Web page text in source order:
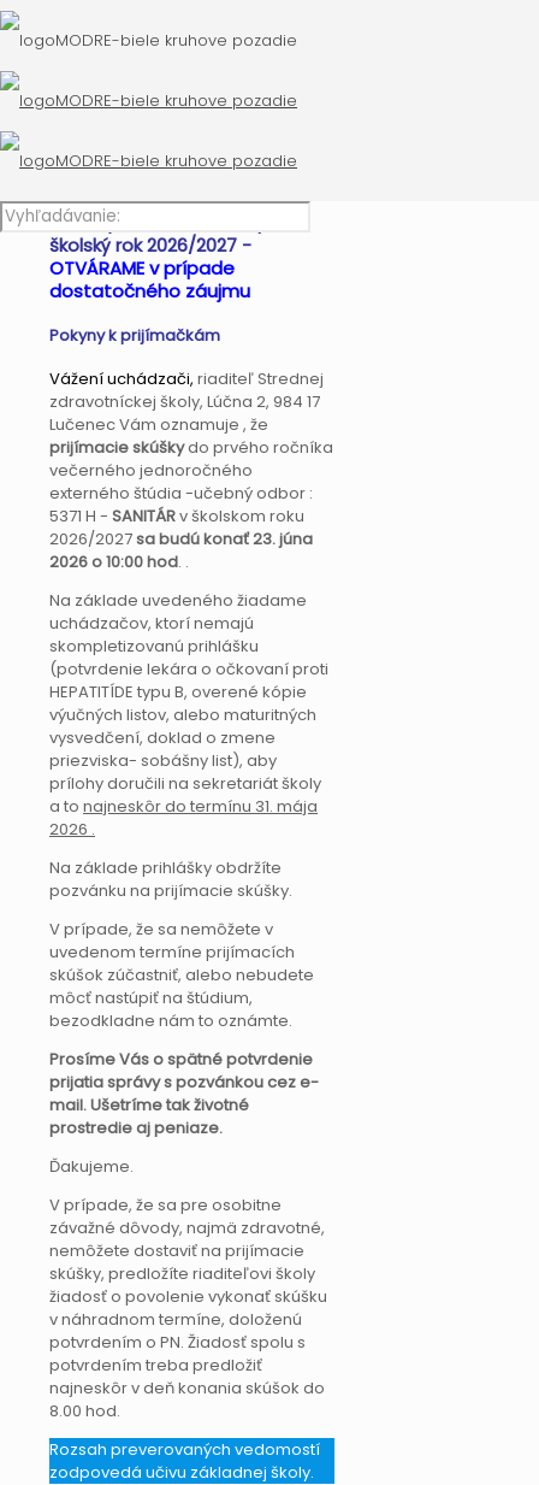
kritériá prijatia
konania
Učebný odbor SANITÁR pre
školský rok 2026/2027 -
OTVÁRAME v prípade
dostatočného záujmu
Pokyny k prijímačkám
Vážení uchádzači, riaditeľ Strednej
zdravotníckej školy, Lúčna 2, 984 17
Lučenec Vám oznamuje , že
prijímacie skúškydo prvého ročníka
večerného jednoročného
externého štúdia -učebný odbor :
5371 H - SANITÁRv školskom roku
2026/2027sa budú konať 23. júna
2026 o 10:00 hod. .
Na základe uvedeného žiadame
uchádzačov, ktorí nemajú
skompletizovanú prihlášku
(potvrdenie lekára o očkovaní proti
HEPATITÍDE typu B, overené kópie
výučných listov, alebo maturitných
vysvedčení, doklad o zmene
priezviska- sobášny list), aby
prílohy doručili na sekretariát školy
a to najneskôr do termínu 31. mája
2026 .
Na základe prihlášky obdržíte
pozvánku na prijímacie skúšky.
V prípade, že sa nemôžete v
uvedenom termíne prijímacích
skúšok zúčastniť, alebo nebudete
môcť nastúpiť na štúdium,
bezodkladne nám to oznámte.
Prosíme Vás o spätné potvrdenie
prijatia správy s pozvánkou cez e-
mail. Ušetríme tak životné
prostredie aj peniaze.
Ďakujeme.
V prípade, že sa pre osobitne
závažné dôvody, najmä zdravotné,
nemôžete dostaviť na prijímacie
skúšky, predložíte riaditeľovi školy
žiadosť o povolenie vykonať skúšku
v náhradnom termíne, doloženú
potvrdením o PN. Žiadosť spolu s
potvrdením treba predložiť
najneskôr v deň konania skúšok do
8.00 hod.
Rozsah preverovaných vedomostí
zodpovedá učivu základnej školy.